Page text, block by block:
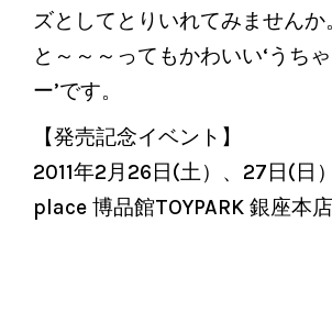
ズとしてとりいれてみませんか
と～～～ってもかわいい‘うち
ー’です。
【発売記念イベント】
2011年2月26日(土）、27日(日）
place 博品館TOYPARK 銀座本店